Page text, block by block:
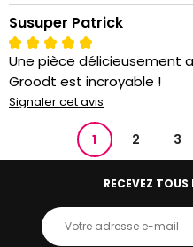
Susuper Patrick
Une pièce délicieusement
Groodt est incroyable !
Signaler cet avis
1 2 3
RECEVEZ